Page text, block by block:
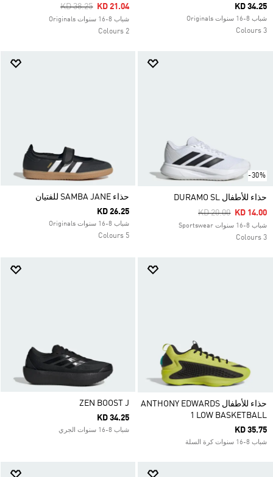
KD 34.25
شباب 8-16 سنوات Originals
3 Colours
Price Reduced From
KD 38.25ToKD 21.04
شباب 8-16 سنوات Originals
2 Colours
-30%
حذاء للأطفال DURAMO SL
Price Reduced
KD 20.00ToKD 14.00
شباب 8-16 سنوات Sportswear
3 Colours
حذاء SAMBA JANE للفتيان
KD 26.25
شباب 8-16 سنوات Originals
5 Colours
حذاء للأطفال ANTHONY EDWARDS
1 LOW BASKETBALL
KD 35.75
شباب 8-16 سنوات كرة السلة
ZEN BOOST J
KD 34.25
شباب 8-16 سنوات الجري